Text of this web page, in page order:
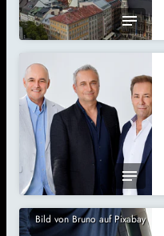
Bild von Bruno auf Pixabay